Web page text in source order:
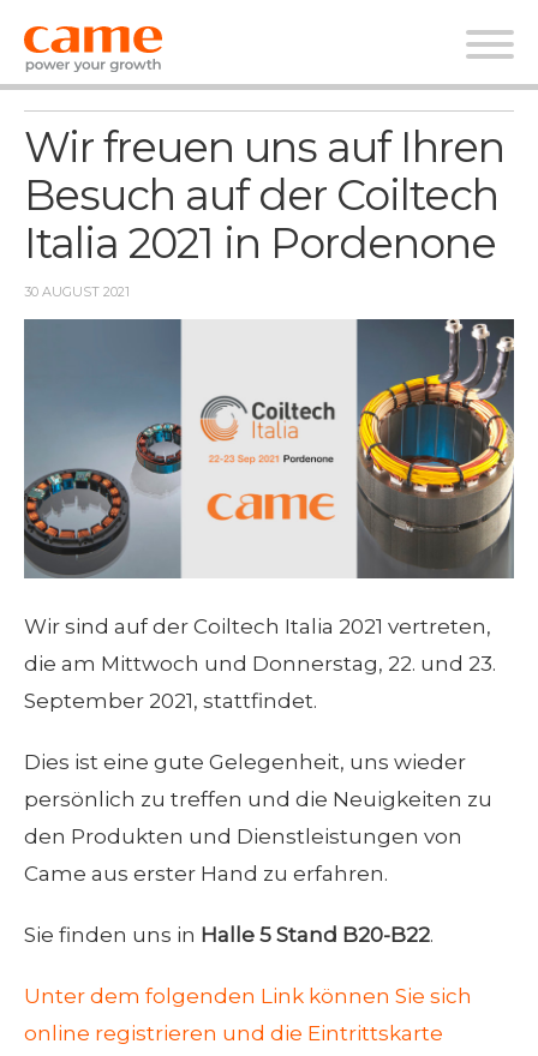
Nachrichten
Wir freuen uns auf Ihren
Besuch auf der Coiltech
Italia 2021 in Pordenone
30 AUGUST 2021
Wir sind auf der Coiltech Italia 2021 vertreten,
die am Mittwoch und Donnerstag, 22. und 23.
September 2021, stattfindet.
Dies ist eine gute Gelegenheit, uns wieder
persönlich zu treffen und die Neuigkeiten zu
den Produkten und Dienstleistungen von
Came aus erster Hand zu erfahren.
Sie finden uns in Halle 5 Stand B20-B22.
Unter dem folgenden Link können Sie sich
online registrieren und die Eintrittskarte